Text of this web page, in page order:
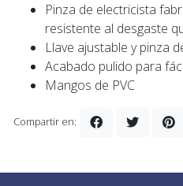
Pinza de electricista
resistente al desgaste
Llave ajustable y pinza
Acabado pulido para
Mangos de PVC
Compartir en: